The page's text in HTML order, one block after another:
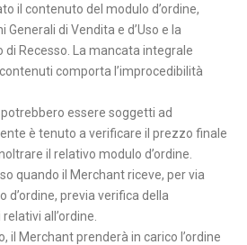
il contenuto del modulo d’ordine,
Generali di Vendita e d’Uso e la
Recesso. La mancata integrale
comporta l’improcedibilità
essere soggetti ad
è tenuto a verificare il prezzo finale
il relativo modulo d’ordine.
quando il Merchant riceve, per via
d’ordine, previa verifica della
all’ordine.
il Merchant prenderà in carico l’ordine